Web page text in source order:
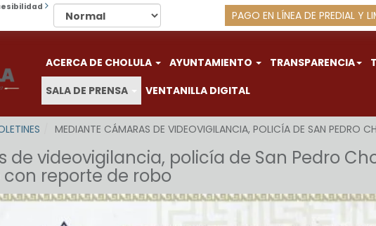
PAGO EN LÍNEA DE PREDIAL Y
ACERCA DE CHOLULA AYUNTAMIENTO TRANSPARENCIA
SALA DE PRENSA
VENTANILLA DIGITAL
MEDIANTE CÁMARAS DE VIDEOVIGILANCIA, POLICÍA DE SAN PEDRO
videovigilancia, policía de San Pedro
reporte de robo